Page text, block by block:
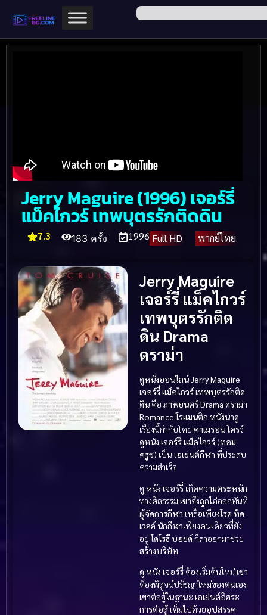
Jerry Maguire (1996) เจอร์รี่
แม็คไกวร์ เทพบุตรรักติดดิน
7.3 183 ครั้ง 1996 Full HD พากย์ไทย
Jerry Maguire
เจอร์รี่ แม็คไกวร์
เทพบุตรรักติด
ดิน Drama
ดราม่า
ดูหนังออนไลน์ Jerry Maguire
เจอร์รี่ แม็คไกวร์ เทพบุตรรักติด
ดินคือ ภาพยนตร์ Drama ดราม่า
Romance โรแมนติก หนังน่าดู
เรื่องนี้กำกับโดย คาเมรอน โครว์
ดูหนัง เจอร์รี่ แม็คไกวร์(ทอม
ครูซ) เป็น เอเย่นต์กีฬา ที่ประสบ
ความสำเร็จ
ดู หนัง เจอร์รี่ เกิดความตระหนัก
ทางศีลธรรม เขาจึงถูกไล่ออกทันที
ผู้จัดการกีฬา เหลือเพียงโรด ทิด
เวลล์นักกีฬาเพียงคนเดียวที่ยัง
อยู่โดโรธี บอยด์ก็ลาออกมาช่วย
สร้างบริษัท
ดู หนัง เจอร์รี่ ต้องเริ่มต้นใหม่เขา
ต้องพิสูจน์ปรัชญาใหม่ของตนเอง
เขาต่อสู้ในฐานะ เอเย่นต์อิสระ
การต่อสู้เต็มไปด้วยอุปสรรค